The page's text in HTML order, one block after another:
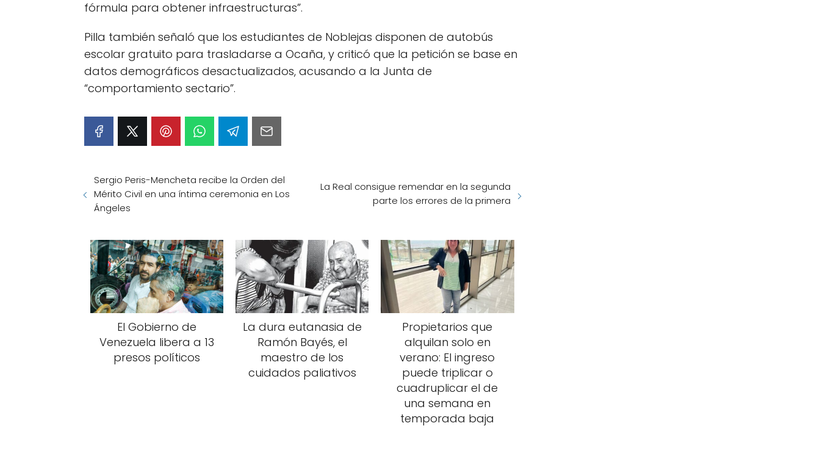
fórmula para obtener infraestructuras”.
Pilla también señaló que los estudiantes de Noblejas disponen de autobús
escolar gratuito para trasladarse a Ocaña, y criticó que la petición se base en
datos demográficos desactualizados, acusando a la Junta de
“comportamiento sectario”.
Sergio Peris-Mencheta recibe la Orden del
Mérito Civil en una íntima ceremonia en Los
Ángeles
La Real consigue remendar en la segunda
parte los errores de la primera
El Gobierno de
Venezuela libera a 13
presos políticos
La dura eutanasia de
Ramón Bayés, el
maestro de los
cuidados paliativos
Propietarios que
alquilan solo en
verano: El ingreso
puede triplicar o
cuadruplicar el de
una semana en
temporada baja